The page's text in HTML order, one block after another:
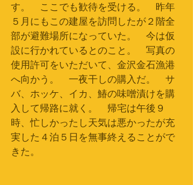
す。　ここでも歓待を受ける。　昨年
５月にもこの建屋を訪問したが２階全
部が避難場所になっていた。　今は仮
設に行かれているとのこと。　写真の
使用許可をいただいて、金沢金石漁港
へ向かう。　一夜干しの購入だ。　サ
バ、ホッケ、イカ、鰆の味噌漬けを購
入して帰路に就く。　帰宅は午後９
時、忙しかったし天気は悪かったが充
実した４泊５日を無事終えることがで
きた。